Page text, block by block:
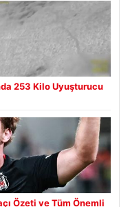
253 Kilo Uyuşturucu
Özeti ve Tüm Önemli